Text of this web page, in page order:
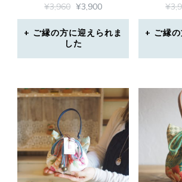
¥3,960 元
の
価
格
は
し
¥3,900現
在
の
格
で
す。
ご縁の方に迎えられま
した
¥
ご縁